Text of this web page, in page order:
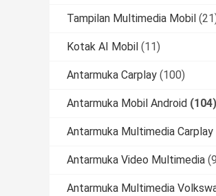
Tampilan Multimedia Mobil
Kotak AI Mobil (11)
Antarmuka Carplay (100)
Antarmuka Mobil Android (104)
Antarmuka Multimedia Carplay
Antarmuka Video Multimedia
Antarmuka Multimedia